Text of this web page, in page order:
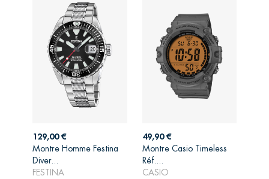
Prix
129,00 €
Montre Homme Festina
Diver...
FESTINA
AJOUTER AU
Prix
49,90 €
Montre Casio Timeless
Réf....
CASIO
AJOUTER AU